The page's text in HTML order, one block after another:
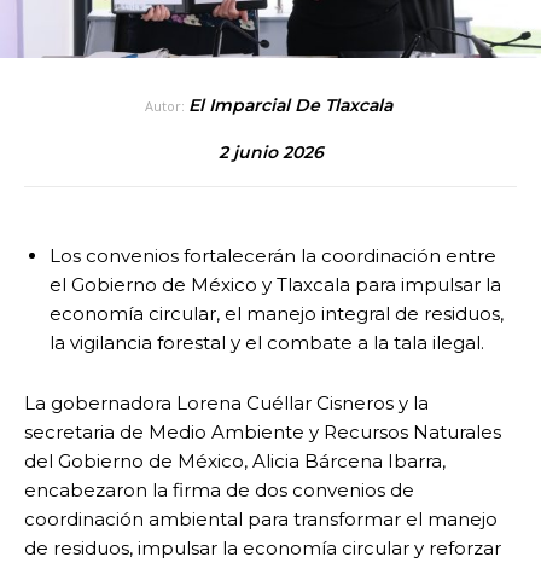
Autor: El Imparcial De Tlaxcala
2 junio 2026
Los convenios fortalecerán la coordinación entre
el Gobierno de México y Tlaxcala para impulsar la
economía circular, el manejo integral de residuos,
la vigilancia forestal y el combate a la tala ilegal.
La gobernadora Lorena Cuéllar Cisneros y la
secretaria de Medio Ambiente y Recursos Naturales
del Gobierno de México, Alicia Bárcena Ibarra,
encabezaron la firma de dos convenios de
coordinación ambiental para transformar el manejo
de residuos, impulsar la economía circular y reforzar